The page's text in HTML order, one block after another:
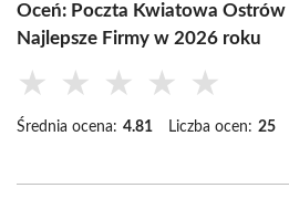
Oceń: Poczta Kwiatowa
Najlepsze Firmy w 2026 roku
★ ★ ★ ★ ★
Średnia ocena: 4.81 Liczba ocen: 25